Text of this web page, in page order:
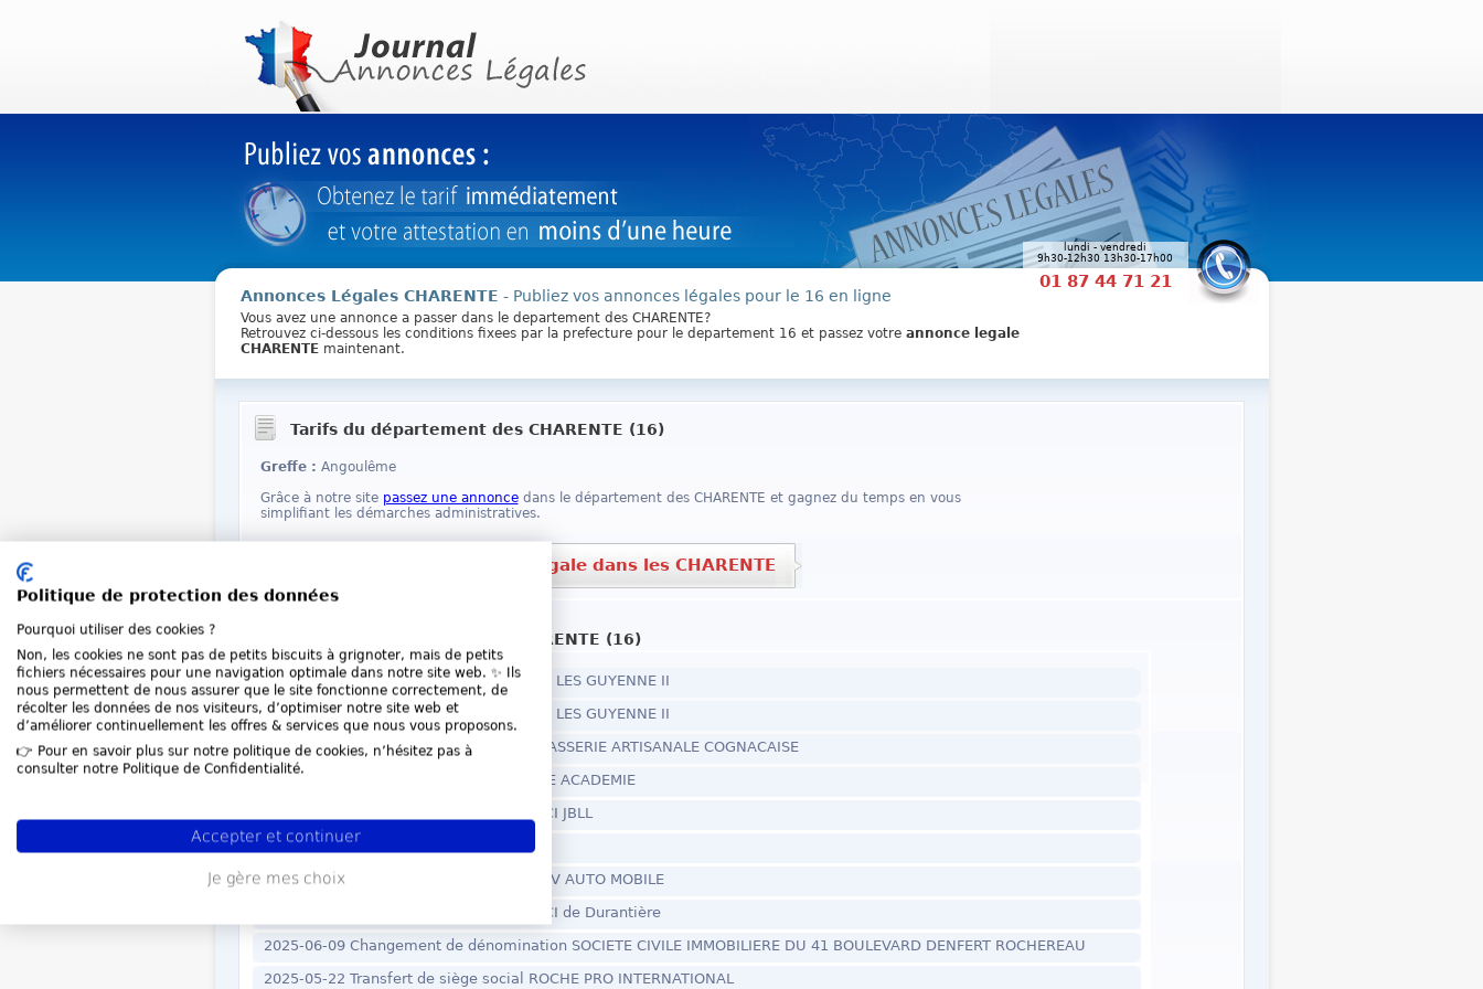
lundi - vendredi
9h30-12h30 13h30-17h00
01 87 44 71 21
Annonces Légales CHARENTE - Publiez vos annonces légales pour le 16 en ligne
Vous avez une annonce a passer dans le departement des CHARENTE?
Retrouvez ci-dessous les conditions fixees par la prefecture pour le departement 16 et passez votre annonce legale
CHARENTEmaintenant.
Tarifs du département des CHARENTE (16)
Greffe : Angoulême
Grâce à notre site passez une annoncedans le département des CHARENTE et gagnez du temps en vous
simplifiant les démarches administratives.
Je passe mon annonce légale dans les CHARENTE
Dernières annonces des CHARENTE (16)
2026-08-03 Transfert de siège social SCI LES GUYENNE II
2026-08-03 Transfert de siège social SCI LES GUYENNE II
2026-07-28 Transfert de siège social BRASSERIE ARTISANALE COGNACAISE
2025-09-09 Modification de capital MAPE ACADEMIE
2025-09-03 SCI - Société Civile - SCM SCI JBLL
2025-08-06 SAS - SASU FONTGEST
2025-07-22 SARL - EURL - SELARL RENOV AUTO MOBILE
2025-06-10 SCI - Société Civile - SCM SCI de Durantière
2025-06-09 Changement de dénomination SOCIETE CIVILE IMMOBILIERE DU 41 BOULEVARD DENFERT ROCHEREAU
2025-05-22 Transfert de siège social ROCHE PRO INTERNATIONAL
Politique de protection des données
Pourquoi utiliser des cookies ?
Non, les cookies ne sont pas de petits biscuits à grignoter, mais de petits
fichiers nécessaires pour une navigation optimale dans notre site web. ✨ Ils
nous permettent de nous assurer que le site fonctionne correctement, de
récolter les données de nos visiteurs, d’optimiser notre site web et
d’améliorer continuellement les offres & services que nous vous proposons.
👉 Pour en savoir plus sur notre politique de cookies, n’hésitez pas à
consulter notre Politique de Confidentialité.
Accepter et continuer
Je gère mes choix